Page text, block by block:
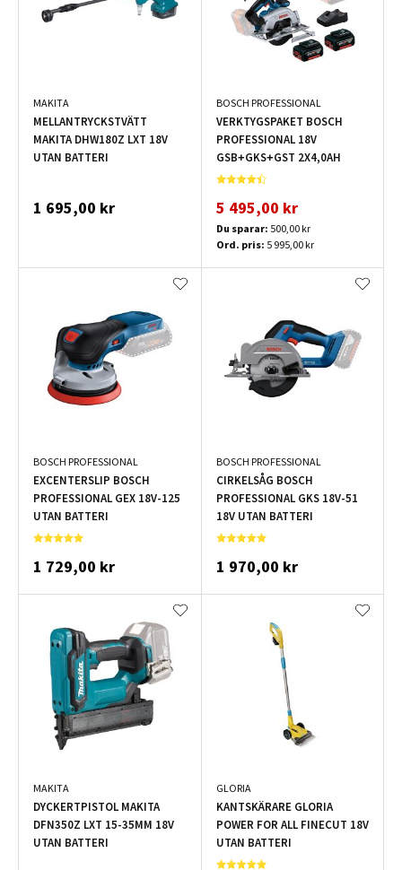
MAKITA
MELLANTRYCKSTVÄTT
MAKITA DHW180Z LXT 18V
UTAN BATTERI
1 695,00 kr
BOSCH PROFESSIONAL
VERKTYGSPAKET BOSCH
PROFESSIONAL 18V
GSB+GKS+GST 2X4,0AH
5 495,00 kr
Du sparar: 500,00 kr
Ord. pris: 5 995,00 kr
BOSCH PROFESSIONAL
EXCENTERSLIP BOSCH
PROFESSIONAL GEX 18V-125
UTAN BATTERI
1 729,00 kr
BOSCH PROFESSIONAL
CIRKELSÅG BOSCH
PROFESSIONAL GKS 18V-51
18V UTAN BATTERI
1 970,00 kr
MAKITA
DYCKERTPISTOL MAKITA
DFN350Z LXT 15-35MM 18V
UTAN BATTERI
GLORIA
KANTSKÄRARE GLORIA
POWER FOR ALL FINECUT 18V
UTAN BATTERI